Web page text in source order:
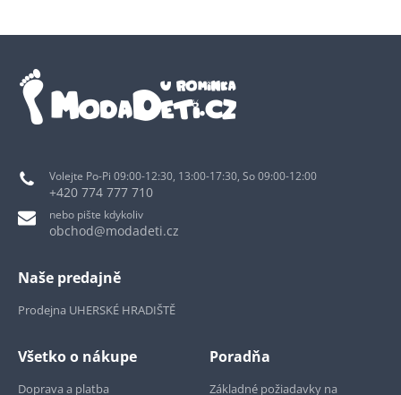
Volejte Po-Pi 09:00-12:30, 13:00-17:30, So 09:00-12:00
+420 774 777 710
nebo pište kdykoliv
obchod@modadeti.cz
Naše predajně
Prodejna UHERSKÉ HRADIŠTĚ
Všetko o nákupe
Doprava a platba
Poradňa
Základné požiadavky na